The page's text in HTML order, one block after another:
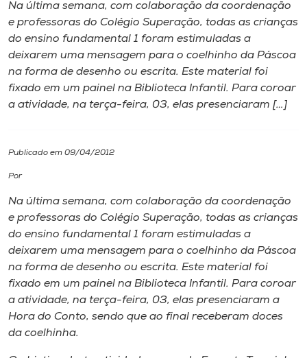
A
Unoesc
Internacionalização
I.nova
Diplomados
CPA
Biblioteca
Editora
Rádio
Na última semana, com colaboração da coordenação
e professoras do Colégio Superação, todas as crianças
do ensino fundamental 1 foram estimuladas a
deixarem uma mensagem para o coelhinho da Páscoa
na forma de desenho ou escrita. Este material foi
fixado em um painel na Biblioteca Infantil. Para coroar
a atividade, na terça-feira, 03, elas presenciaram […]
Publicado em 09/04/2012
Por
Na última semana, com colaboração da coordenação
e professoras do Colégio Superação, todas as crianças
do ensino fundamental 1 foram estimuladas a
deixarem uma mensagem para o coelhinho da Páscoa
na forma de desenho ou escrita. Este material foi
fixado em um painel na Biblioteca Infantil. Para coroar
a atividade, na terça-feira, 03, elas presenciaram a
Hora do Conto, sendo que ao final receberam doces
da coelhinha.